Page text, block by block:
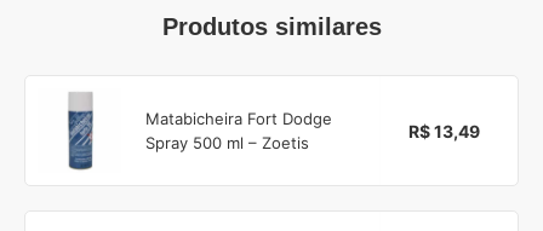
Produtos similares
Matabicheira Fort Dodge
Spray 500 ml – Zoetis
R$ 13,49